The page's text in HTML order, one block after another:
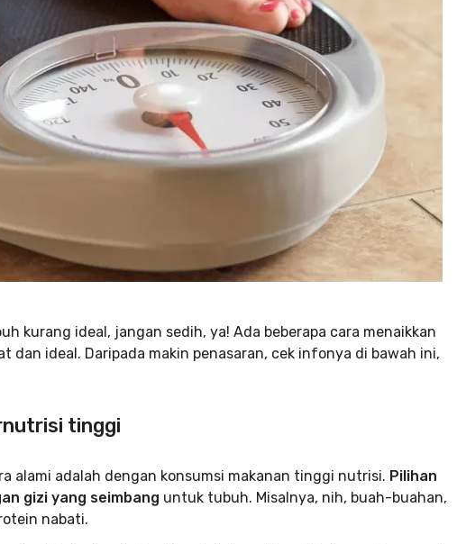
kurang ideal, jangan sedih, ya! Ada beberapa cara menaikkan
dan ideal. Daripada makin penasaran, cek infonya di bawah ini,
tinggi
alami adalah dengan konsumsi makanan tinggi nutrisi. Pilihan
gizi yang seimbang untuk tubuh. Misalnya, nih, buah-buahan,
nabati.